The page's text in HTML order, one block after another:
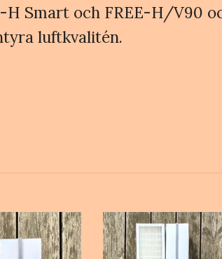
H Smart och FREE-H/V90
luftkvalitén.